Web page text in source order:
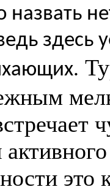
назвать
здесь
это